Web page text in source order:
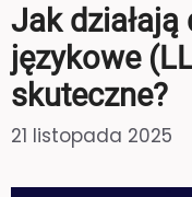
Jak działają
językowe
skuteczne?
21 listopada 2025